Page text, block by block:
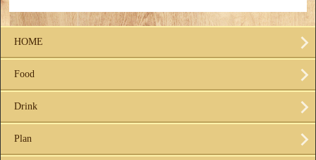
HOME
Food
Drink
Plan